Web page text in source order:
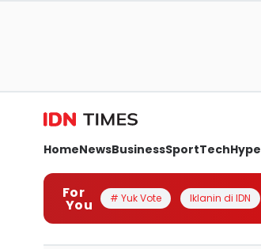
HomeNewsBusinessSportTechHype
For
You # Yuk Vote Iklanin di IDN